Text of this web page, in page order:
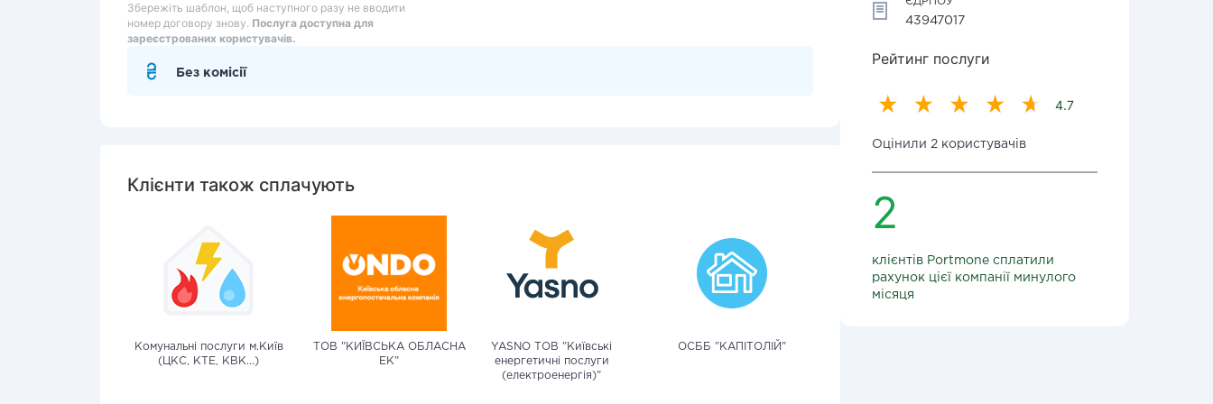
Збережіть шаблон, щоб наступного разу не вводити
номер договору знову. Послуга доступна для
зареєстрованих користувачів.
Без комісії
Клієнти також сплачують
Комунальні послуги м.Київ
(ЦКС, КТЕ, КВК...)
ТОВ "КИЇВСЬКА ОБЛАСНА
ЕК"
YASNO ТОВ "Київські
енергетичні послуги
(електроенергія)"
ОСББ "КАПІТОЛІЙ"
43947017
Рейтинг послуги
4.7
Оцінили 2 користувачів
2
клієнтів Portmone сплатили
рахунок цієї компанії минулого
місяця